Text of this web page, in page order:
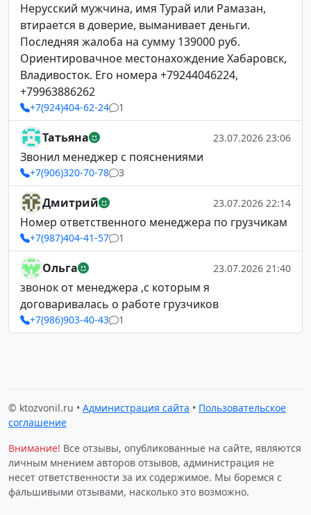
Нерусский мужчина, имя Турай или Рамазан,
втирается в доверие, выманивает деньги.
Последняя жалоба на сумму 139000 руб.
Ориентировачное местонахождение Хабаровск,
Владивосток. Его номера +79244046224,
+79963886262
+7(924)404-62-24 1
Татьяна 23.07.2026 23:06
Звонил менеджер с пояснениями
+7(906)320-70-78 3
Дмитрий 23.07.2026 22:14
Номер ответственного менеджера по грузчикам
+7(987)404-41-57 1
Ольга 23.07.2026 21:40
звонок от менеджера ,с которым я
договаривалась о работе грузчиков
+7(986)903-40-43 1
© ktozvonil.ru • Администрация сайта • Пользовательское
соглашение
Внимание! Все отзывы, опубликованные на сайте, являются
личным мнением авторов отзывов, администрация не
несет ответственности за их содержимое. Мы боремся с
фальшивыми отзывами, насколько это возможно.